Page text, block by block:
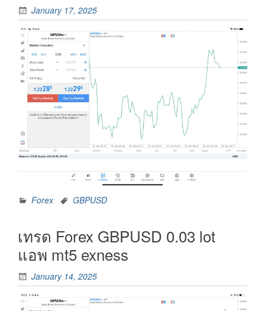
January 17, 2025
Forex GBPUSD
เทรด Forex GBPUSD 0.03 lot
แอพ mt5 exness
January 14, 2025